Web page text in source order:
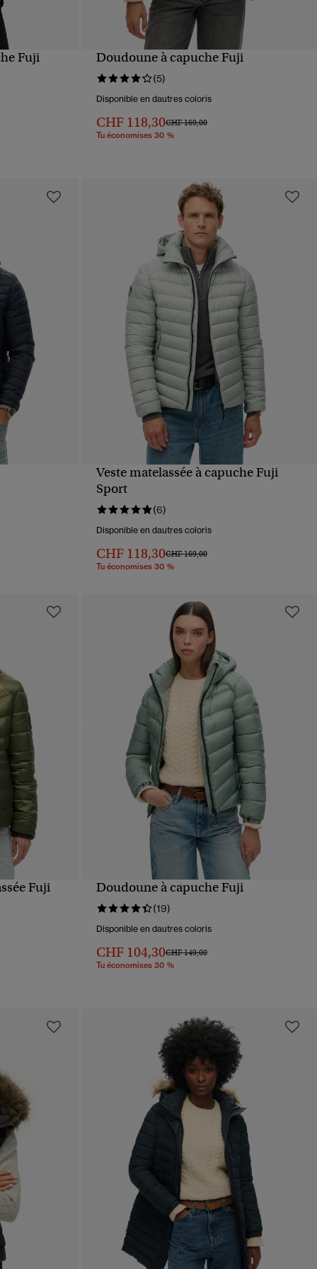
Fuji
APERÇU RAPIDE
Doudoune à capuche Fuji
(5)
Disponible en dautres coloris
CHF 118,30Prix réduit de
CHF 169,00à
Tu économises 30 %
APERÇU RAPIDE
Veste matelassée à capuche Fuji
Sport
(6)
Disponible en dautres coloris
CHF 118,30Prix réduit de
CHF 169,00à
Tu économises 30 %
Fuji
APERÇU RAPIDE
Doudoune à capuche Fuji
(19)
Disponible en dautres coloris
CHF 104,30Prix réduit de
CHF 149,00à
Tu économises 30 %